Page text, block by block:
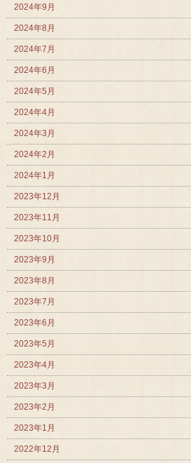
2024年9月
2024年8月
2024年7月
2024年6月
2024年5月
2024年4月
2024年3月
2024年2月
2024年1月
2023年12月
2023年11月
2023年10月
2023年9月
2023年8月
2023年7月
2023年6月
2023年5月
2023年4月
2023年3月
2023年2月
2023年1月
2022年12月